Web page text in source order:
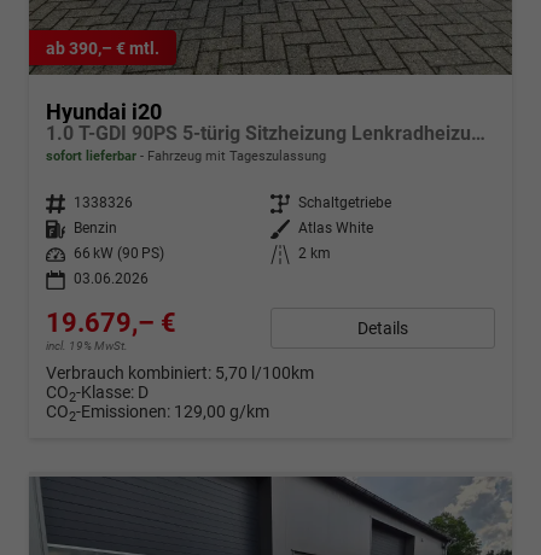
ab 390,– € mtl.
Hyundai i20
1.0 T-GDI 90PS 5-türig Sitzheizung Lenkradheizung Rückf.Kamera PDC Klima Apple CarPlay Android Auto Tempomat Touchscreen
sofort lieferbar Fahrzeug mit Tageszulassung
Fahrzeugnr. 1338326 Getriebe Schaltgetriebe
Kraftstoff
Benzin Außenfarbe Atlas White
Leistung
66 kW (90 PS) Kilometerstand
2 km
03.06.2026
19.679,– €
incl. 19% MwSt.
Details
Verbrauch kombiniert: 5,70 l/100km
CO2-Klasse: D
CO2-Emissionen: 129,00 g/km